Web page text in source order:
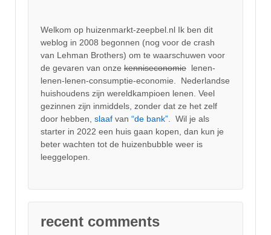
Welkom op huizenmarkt-zeepbel.nl Ik ben dit
weblog in 2008 begonnen (nog voor de crash
van Lehman Brothers) om te waarschuwen voor
de gevaren van onze kenniseconomie lenen-
lenen-lenen-consumptie-economie. Nederlandse
huishoudens zijn wereldkampioen lenen. Veel
gezinnen zijn inmiddels, zonder dat ze het zelf
door hebben, slaaf van “de bank”.
Wil je als
starter in 2022 een huis gaan kopen, dan kun je
beter wachten tot de huizenbubble weer is
leeggelopen.
recent comments